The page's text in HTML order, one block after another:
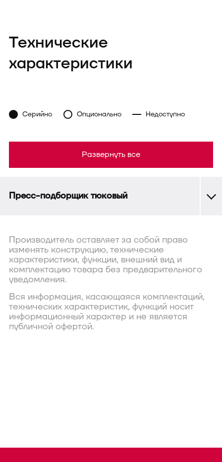
Технические
характеристики
Пресс-подборщик тюковый
Серийно Опционально Недоступно
Развернуть все
Производитель оставляет за собой право
изменять конструкцию, технические
характеристики, функции, внешний вид и
комплектацию товара без предварительного
уведомления.
Вся информация, касающаяся комплектаций,
технических характеристик, функций носит
информационный характер и не является
публичной офертой.